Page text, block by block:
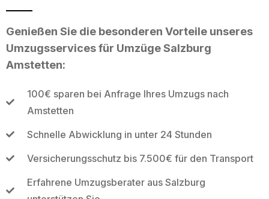
Genießen Sie die besonderen Vorteile unseres
Umzugsservices für Umzüge Salzburg
Amstetten:
100€ sparen bei Anfrage Ihres Umzugs nach
Amstetten
Schnelle Abwicklung in unter 24 Stunden
Versicherungsschutz bis 7.500€ für den Transport
Erfahrene Umzugsberater aus Salzburg